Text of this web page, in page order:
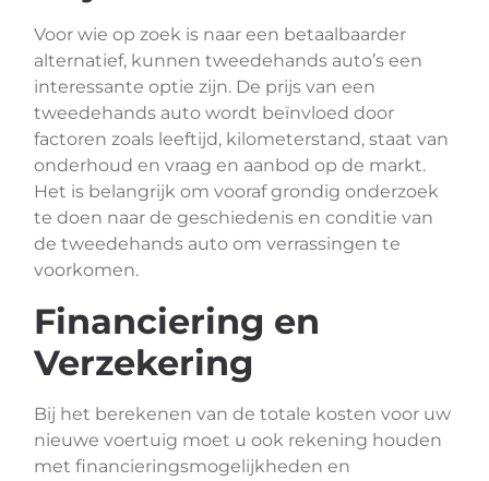
Voor wie op zoek is naar een betaalbaarder
alternatief, kunnen tweedehands auto’s een
interessante optie zijn. De prijs van een
tweedehands auto wordt beïnvloed door
factoren zoals leeftijd, kilometerstand, staat van
onderhoud en vraag en aanbod op de markt.
Het is belangrijk om vooraf grondig onderzoek
te doen naar de geschiedenis en conditie van
de tweedehands auto om verrassingen te
voorkomen.
Financiering en
Verzekering
Bij het berekenen van de totale kosten voor uw
nieuwe voertuig moet u ook rekening houden
met financieringsmogelijkheden en